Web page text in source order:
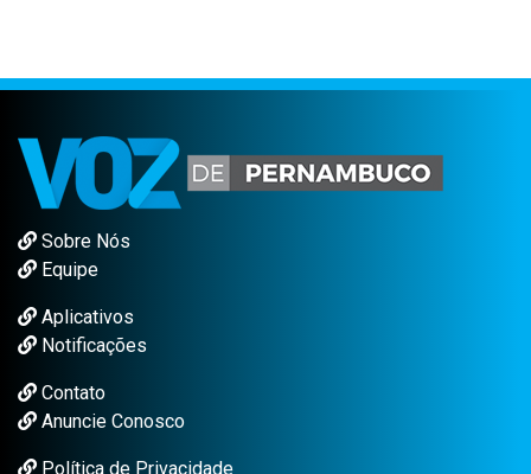
Sobre Nós
Equipe
Aplicativos
Notificações
Contato
Anuncie Conosco
Política de Privacidade